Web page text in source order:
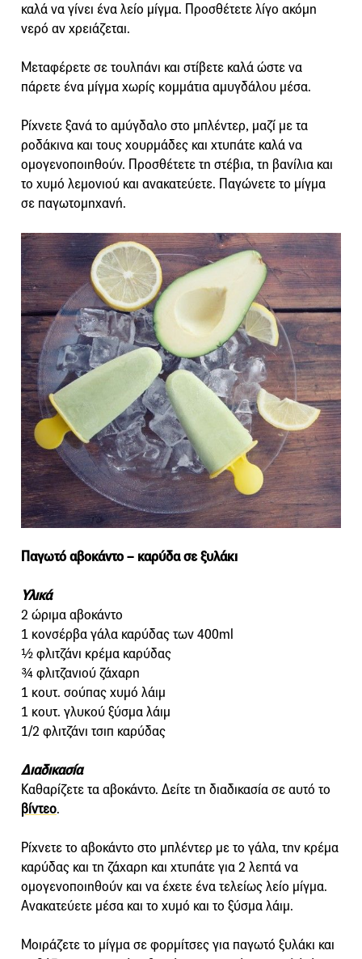
καλά να γίνει ένα λείο μίγμα. Προσθέτετε λίγο ακόμη
νερό αν χρειάζεται.
Μεταφέρετε σε τουλπάνι και στίβετε καλά ώστε να
πάρετε ένα μίγμα χωρίς κομμάτια αμυγδάλου μέσα.
Ρίχνετε ξανά το αμύγδαλο στο μπλέντερ, μαζί με τα
ροδάκινα και τους χουρμάδες και χτυπάτε καλά να
ομογενοποιηθούν. Προσθέτετε τη στέβια, τη βανίλια και
το χυμό λεμονιού και ανακατεύετε. Παγώνετε το μίγμα
σε παγωτομηχανή.
Παγωτό αβοκάντο – καρύδα σε ξυλάκι
Υλικά
2 ώριμα αβοκάντο
1 κονσέρβα γάλα καρύδας των 400ml
½ φλιτζάνι κρέμα καρύδας
¾ φλιτζανιού ζάχαρη
1 κουτ. σούπας χυμό λάιμ
1 κουτ. γλυκού ξύσμα λάιμ
1/2 φλιτζάνι τσιπ καρύδας
Διαδικασία
Καθαρίζετε τα αβοκάντο. Δείτε τη διαδικασία σε αυτό το
βίντεο.
Ρίχνετε το αβοκάντο στο μπλέντερ με το γάλα, την κρέμα
καρύδας και τη ζάχαρη και χτυπάτε για 2 λεπτά να
ομογενοποιηθούν και να έχετε ένα τελείως λείο μίγμα.
Ανακατεύετε μέσα και το χυμό και το ξύσμα λάιμ.
Μοιράζετε το μίγμα σε φορμίτσες για παγωτό ξυλάκι και